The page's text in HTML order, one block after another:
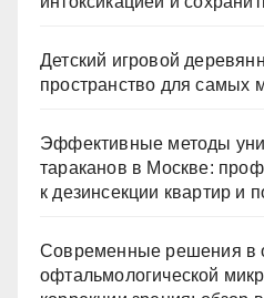
Детский игровой
пространство для самых
Эффективные методы
тараканов в Москве:
к дезинсекции квартир и
Современные решения в
офтальмологической